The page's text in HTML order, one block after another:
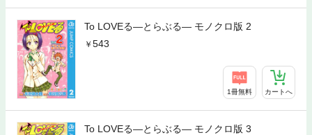
To LOVEる―とらぶる― モノクロ版 2
543
1冊無料 カートへ
To LOVEる―とらぶる― モノクロ版 3